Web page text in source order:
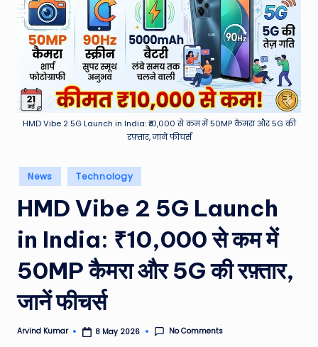
e
a
er
e
c
h
&
M
vi
e
HMD Vibe 2 5G Launch in India: ₹10,000 से कम में 50MP कैमरा और 5G की
रफ़्तार, जानें फीचर्स
Posted
in
News Technology
HMD Vibe 2 5G Launch
in India: ₹10,000 से कम में
50MP कैमरा और 5G की रफ़्तार,
जानें फीचर्स
Posted
Arvind Kumar 8 May 2026 No Comments